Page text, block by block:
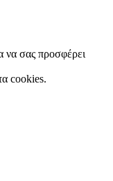
να σας προσφέρει
cookies.